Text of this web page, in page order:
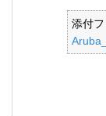
添付